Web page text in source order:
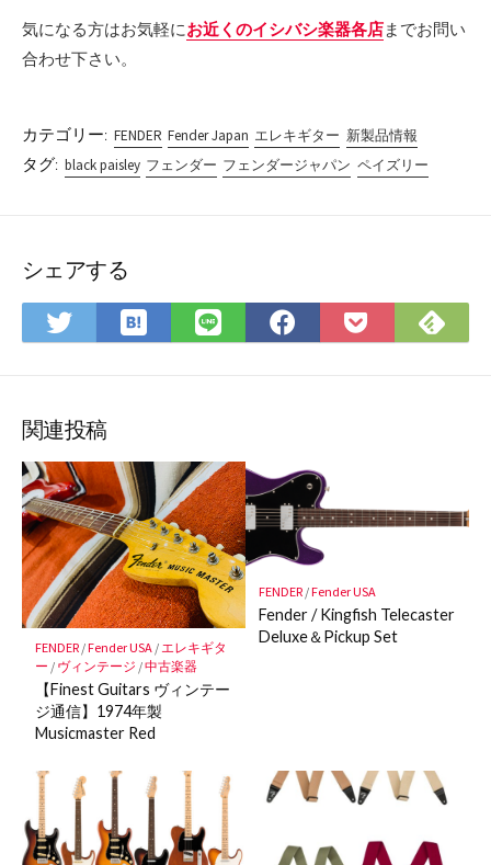
気になる方はお気軽にお近くのイシバシ楽器各店までお問い
合わせ下さい。
カテゴリー: FENDER Fender Japan エレキギター 新製品情報
タグ: black paisley フェンダー フェンダージャパン ペイズリー
シェアする
Twitter
で
ア
は
て
マ
ー
ク
に
保
存
LINE
で
Facebook
で
Pocket
に
で
関連投稿
FENDER/Fender USA / エレキギタ
ー / ヴィンテージ /中古楽器
【Finest Guitars ヴィンテー
ジ通信】1974年製
Musicmaster Red
FENDER/Fender USA
Fender / Kingfish Telecaster
Deluxe＆Pickup Set